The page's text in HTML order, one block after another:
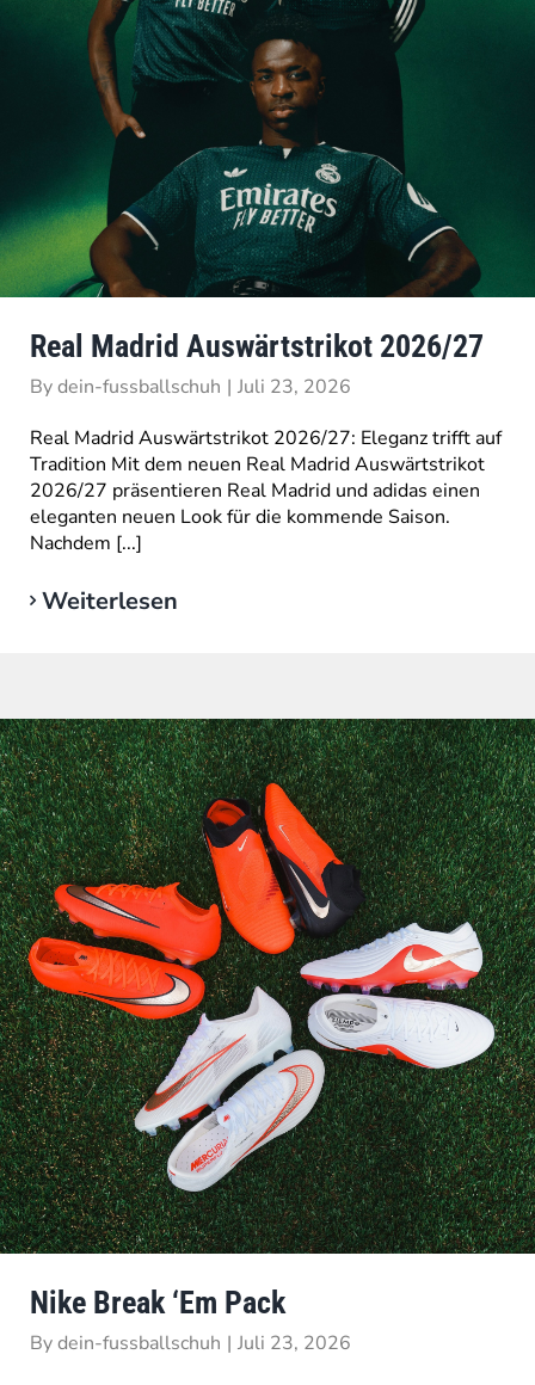
Real Madrid Auswärtstrikot 2026/27
Bydein-fussballschuh | Juli 23, 2026
Real Madrid Auswärtstrikot 2026/27: Eleganz trifft auf
Tradition Mit dem neuen Real Madrid Auswärtstrikot
2026/27 präsentieren Real Madrid und adidas einen
eleganten neuen Look für die kommende Saison.
Nachdem [...]
Weiterlesen
Nike Break ‘Em Pack
Bydein-fussballschuh | Juli 23, 2026